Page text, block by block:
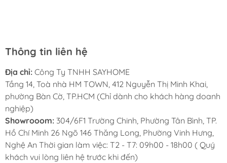
Chính sách bảo hành sản phẩm dài hạn lên
đến 24 tháng, thủ tục giải quyết nhanh chóng
CHÍNH SÁCH BẢO HÀNH
Thông tin liên hệ
Địa chỉ: Công Ty TNHH SAYHOME
Tầng 14, Toà nhà HM TOWN, 412 Nguyễn Thị Minh Khai,
phường Bàn Cờ, TP.HCM (Chỉ dành cho khách hàng doanh
nghiệp)
Showrooom: 304/6F1 Trường Chinh, Phường Tân Bình, TP.
Hồ Chí Minh 26 Ngõ 146 Thăng Long, Phường Vinh Hưng,
Nghệ An Thời gian làm việc: T2 - T7: 09h00 - 18h00 ( Quý
khách vui lòng liên hệ trước khi đến)